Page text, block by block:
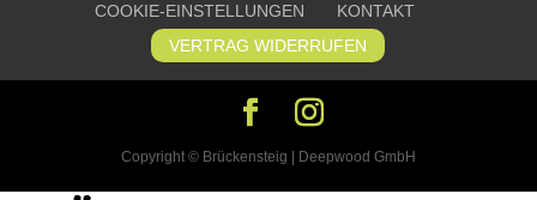
COOKIE-EINSTELLUNGEN
KONTAKT
VERTRAG WIDERRUFEN
Copyright © Brückensteig | Deepwood GmbH